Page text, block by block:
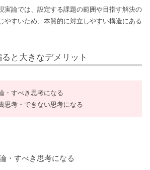
実論では、設定する課題の範囲や目指す解決の
やすいため、本質的に対立しやすい構造にある
と大きなデメリット
・すべき思考になる
思考・できない思考になる
・すべき思考になる